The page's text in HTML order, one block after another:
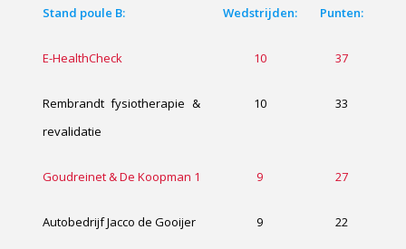
Stand poule B: Wedstrijden: Punten:
E-HealthCheck 10 37
Rembrandt fysiotherapie &
revalidatie
10 33
Goudreinet & De Koopman 1 9 27
Autobedrijf Jacco de Gooijer 9 22